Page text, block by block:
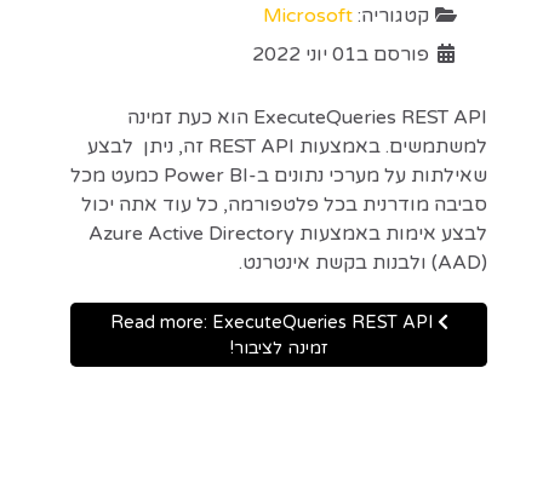
קטגוריה: Microsoft
פורסם ב01 יוני 2022
ExecuteQueries REST API הוא כעת זמינה
למשתמשים. באמצעות REST API זה, ניתן לבצע
שאילתות על מערכי נתונים ב-Power BI כמעט מכל
סביבה מודרנית בכל פלטפורמה, כל עוד אתה יכול
לבצע אימות באמצעות Azure Active Directory
(AAD) ולבנות בקשת אינטרנט.
Read more: ExecuteQueries REST API
זמינה לציבור!